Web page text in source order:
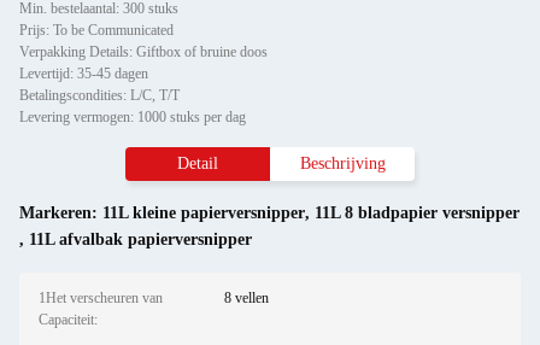
Min. bestelaantal: 300 stuks
Prijs: To be Communicated
Verpakking Details: Giftbox of bruine doos
Levertijd: 35-45 dagen
Betalingscondities: L/C, T/T
Levering vermogen: 1000 stuks per dag
Detail Beschrijving
Markeren: 11L kleine papierversnipper, 11L 8 bladpapier versnipper
, 11L afvalbak papierversnipper
1Het verscheuren van
Capaciteit:
8 vellen